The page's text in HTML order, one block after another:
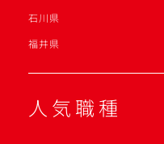
石川県
福井県
人気職種